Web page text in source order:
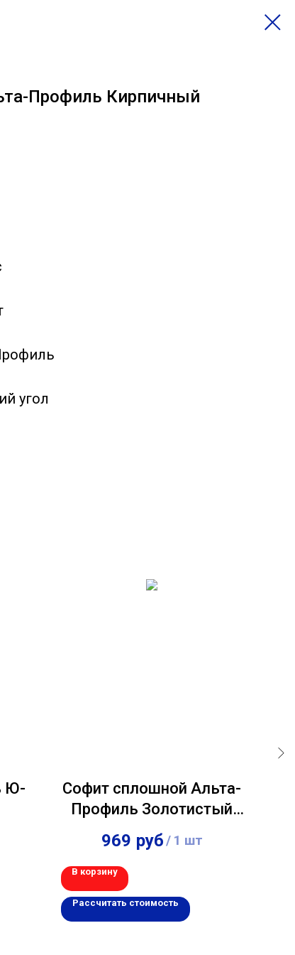
Профиль Кирпичный
угол
Ю-
Софит сплошной Альта-
Профиль Золотистый
3,00м
969 руб/ 1 шт
В корзину
Рассчитать стоимость